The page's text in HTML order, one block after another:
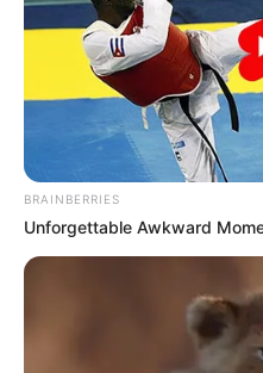
BRAINBERRIES
Unforgettable Awkward